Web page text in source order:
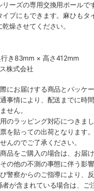
ーズの専用交換用ポール
プにもできます。麻ひも
燥させてください。
き83mm × 高さ412mm
株式会社
にお届けする商品とパッケ
事情により、配送までに時
せん。
のラッピング対応につきま
を貼っての出荷となります。
んのでご了承ください。
品をご購入の場合は、お届
の他の不測の事態に伴う影
警察からのご指導により、
が含まれている場合は、